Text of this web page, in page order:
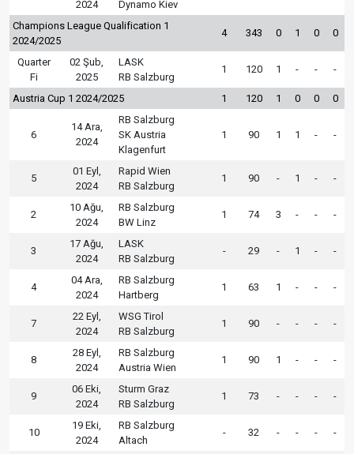
2024 Dynamo Kiev
Champions League Qualification 1
2024/2025
4 343 0 1 0 0
Quarter
Fi
02 Şub,
2025
LASK
RB Salzburg
1 120 1 - - -
Austria Cup 1 2024/2025 1 120 1 0 0 0
6
14 Ara,
2024
RB Salzburg
SK Austria
Klagenfurt
1 90 1 1 - -
5
01 Eyl,
2024
Rapid Wien
RB Salzburg
1 90 - 1 - -
2
10 Ağu,
2024
RB Salzburg
BW Linz
1 74 3 - - -
3
17 Ağu,
2024
LASK
RB Salzburg
- 29 - 1 - -
4
04 Ara,
2024
RB Salzburg
Hartberg
1 63 1 - - -
7
22 Eyl,
2024
WSG Tirol
RB Salzburg
1 90 - - - -
8
28 Eyl,
2024
RB Salzburg
Austria Wien
1 90 1 - - -
9
06 Eki,
2024
Sturm Graz
RB Salzburg
1 73 - - - -
10
19 Eki,
2024
RB Salzburg
Altach
- 32 - - - -